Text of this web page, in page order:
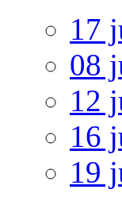
17
08
12
16
19